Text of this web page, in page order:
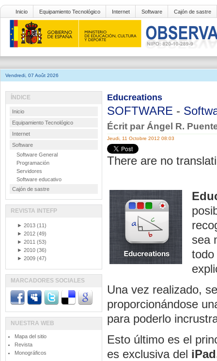
Inicio Equipamiento Tecnológico Internet Software Cajón de sastre
Vendredi, 07 Août 2026
Educreations
SOFTWARE -
Écrit par Ángel R.
Jeudi, 11 Octobre 2012 08:03
There are no
sea
todo
Una vez realizado,
proporcionándose
para poderlo
Esto último es el
es exclusiva del
ÍNDICE
Inicio
Equipamiento Tecnológico
Internet
Software
Software General
Programación
Servidores
Software educativo
Cajón de sastre
REVISTA INTEFP
► 2013 (11)
► 2012 (49)
► 2011 (53)
► 2010 (36)
► 2009 (47)
MARCADORES SOCIALES
NUESTRA WEB
Mapa del sitio
Revista
Monográficos